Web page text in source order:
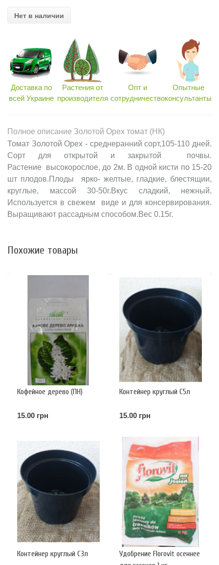
Нет в наличии
Доставка по
всей Украине
Растения от
производителя
Опт и
сотрудничество
Опытные
консультанты
Полное описание Золотой Орех томат (НК)
Томат Золотой Орех - среднеранний сорт,105-110 дней.
Сорт для открытой и закрытой почвы.
Растение высокорослое, до 2м. В одной кисти по 15-20
шт плодов.Плоды ярко- желтые, гладкие, блестящии,
круглые, массой 30-50г.Вкус сладкий, нежный.
Используется в свежем виде и для консервирования.
Выращивают рассадным способом.Вес 0.15г.
Похожие товары
Кофейное дерево (ПН)
15.00 грн
Контейнер круглый С5л
15.00 грн
Контейнер круглый С3л
Удобрение Florovit осеннее